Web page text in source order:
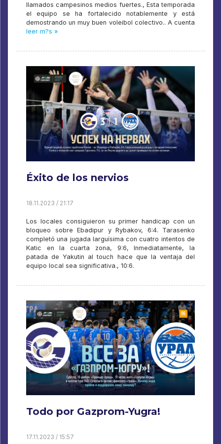
llamados campesinos medios fuertes., Esta temporada
el equipo se ha fortalecido notablemente y está
demostrando un muy buen voleibol colectivo.. A cuenta
leer m?s »
Éxito de los nervios
18.11.2023 / 21:17
Los locales consiguieron su primer handicap con un
bloqueo sobre Ebadipur y Rybakov, 6:4. Tarasenko
completó una jugada larguísima con cuatro intentos de
Katic en la cuarta zona, 9:6, Inmediatamente, la
patada de Yakutin al touch hace que la ventaja del
equipo local sea significativa., 10:6.
Todo por Gazprom-Yugra!
17.11.2023 / 15:57